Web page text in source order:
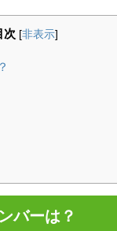
次 [非表示]
バーは？